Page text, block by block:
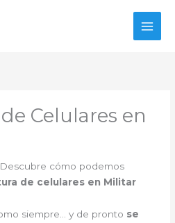
Celulares en
cómo podemos
de celulares en Militar
siempre… y de pronto se